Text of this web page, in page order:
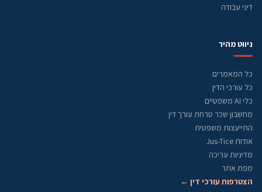
דיני עבודה
ניווט מהיר
כל המאמרים
כל עורכי הדין
כלי AI משפטיים
מחשבון שכר טרחת עורך דין
התייעצות משפטית
אודות Jus-Tice
מדיניות עריכה
מפת אתר
הצטרפות עורכי דין ←